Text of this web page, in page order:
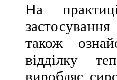
На
також
відділку
виробляє